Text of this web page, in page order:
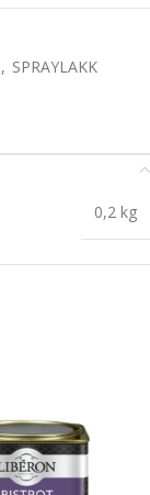
, SPRAYLAKK
0,2 kg